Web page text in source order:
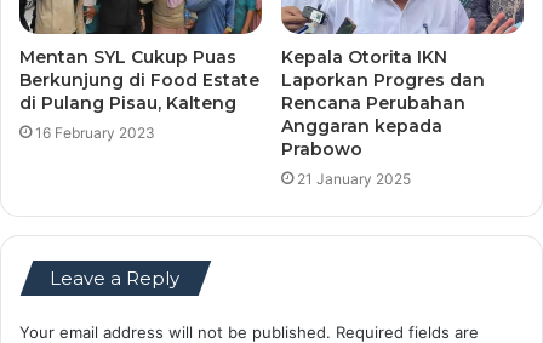
Mentan SYL Cukup Puas
Berkunjung di Food Estate
di Pulang Pisau, Kalteng
16 February 2023
Kepala Otorita IKN
Laporkan Progres dan
Rencana Perubahan
Anggaran kepada
Prabowo
21 January 2025
Leave a Reply
Your email address will not be published. Required fields are